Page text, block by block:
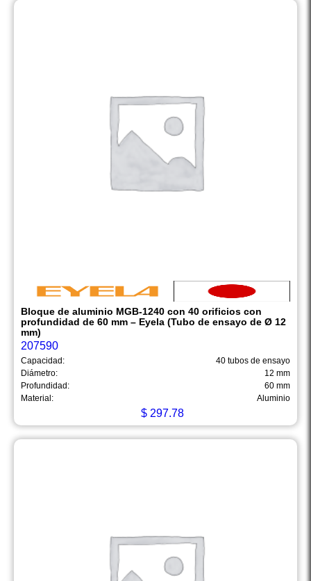
Bloque de aluminio MGB-1240 con 40 orificios con
profundidad de 60 mm – Eyela (Tubo de ensayo de Ø 12
mm)
207590
Capacidad:
40 tubos de ensayo
Diámetro:
12 mm
Profundidad:
60 mm
Material:
Aluminio
$ 297.78